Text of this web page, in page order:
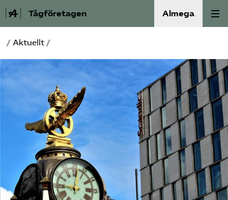
Tågföretagen Almega
Aktuellt
Reformagenda för järnvägen
Våra frågor
Aktiviteter
Om oss
Kontakt
/ Aktuellt /